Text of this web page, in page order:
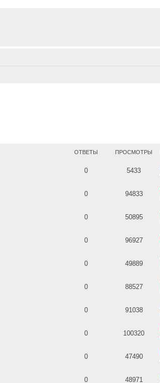
ОТВЕТЫ ПРОСМОТРЫ
0 5433
0 94833
0 50895
0 96927
0 49889
0 88527
0 91038
0 100320
0 47490
0 48971